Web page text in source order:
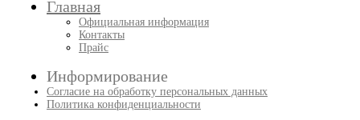
Главная
Официальная информация
Контакты
Прайс
Информирование
Согласие на обработку персональных данных
Политика конфиденциальности